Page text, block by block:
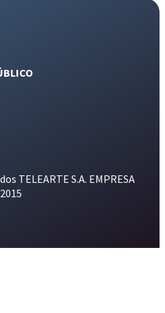
TELEARTE S.A. EMPRESA